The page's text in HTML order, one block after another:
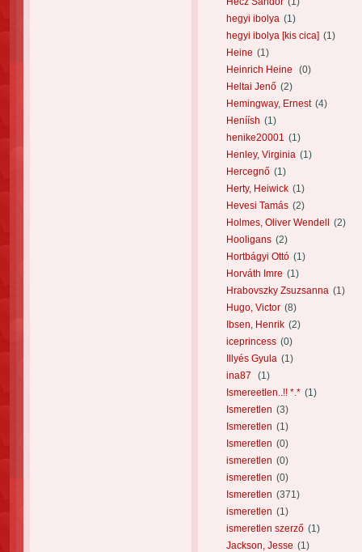
hegyi ibolya (1)
hegyi ibolya [kis cica] (1)
Heine (1)
Heinrich Heine
(0)
Heltai Jenő (2)
Hemingway, Ernest (4)
Heníísh (1)
henike20001
(1)
Henley, Virginia (1)
Hercegnő (1)
Herty, Heiwick (1)
Hevesi Tamás (2)
Holmes, Oliver Wendell
(2)
Hooligans (2)
Hortbágyi Ottó (1)
Horváth Imre (1)
Hrabovszky Zsuzsanna (1)
Hugo, Victor (8)
Ibsen, Henrik (2)
iceprincess (0)
Illyés Gyula (1)
ina87
(1)
Ismereetlen..!! *.* (1)
Ismeretlen (3)
Ismeretlen (1)
Ismeretlen (0)
ismeretlen (0)
ismeretlen (0)
Ismeretlen (371)
ismeretlen (1)
ismeretlen szerző (1)
Jackson, Jesse (1)